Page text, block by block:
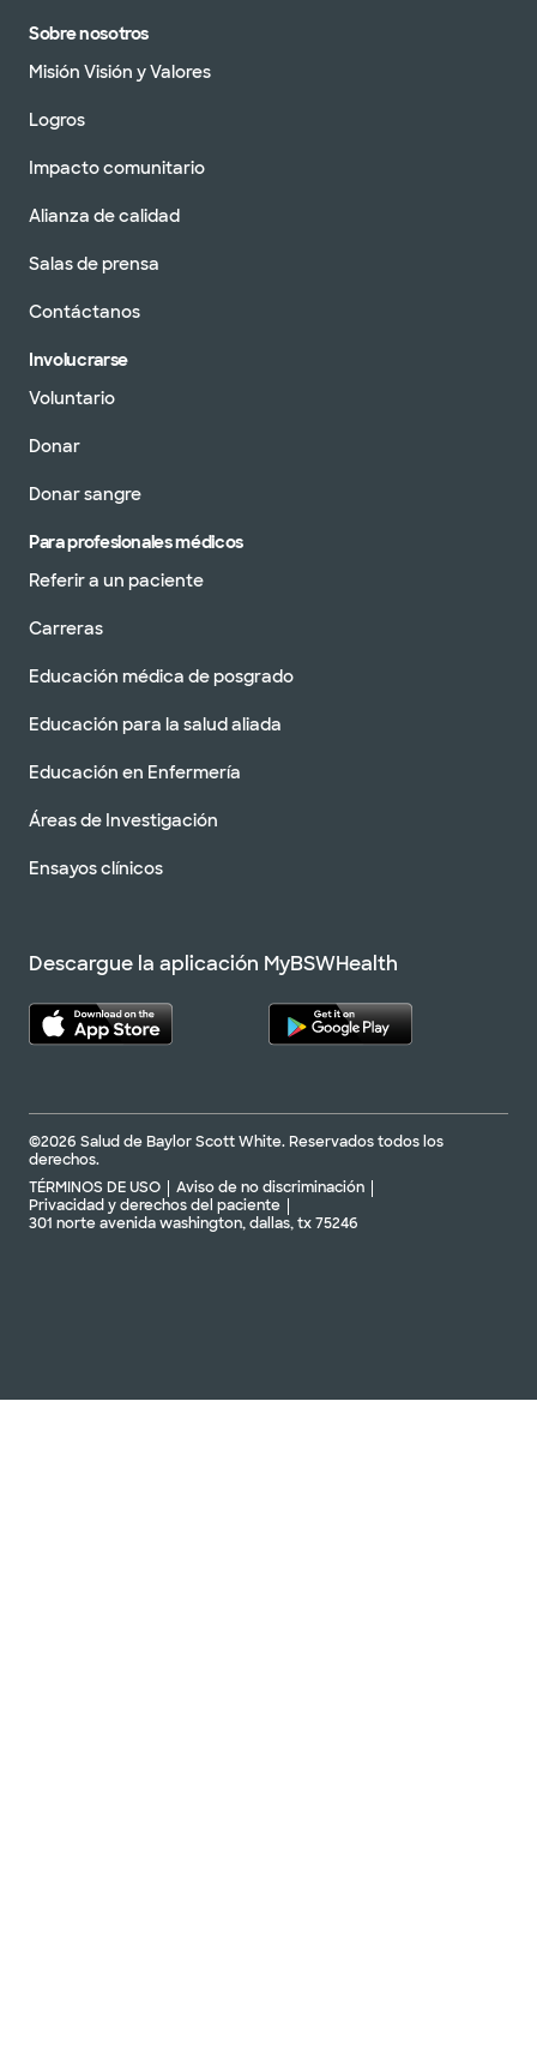
Sobre nosotros
Misión Visión y Valores
Logros
Impacto comunitario
Alianza de calidad
Salas de prensa
Contáctanos
Involucrarse
Voluntario
Donar
Donar sangre
Para profesionales médicos
Referir a un paciente
Carreras
Educación médica de posgrado
Educación para la salud aliada
Educación en Enfermería
Áreas de Investigación
Ensayos clínicos
Descargue la aplicación MyBSWHealth
©2026 Salud de Baylor Scott White. Reservados todos los
derechos.
TÉRMINOS DE USO
Aviso de no discriminación
Privacidad y derechos del paciente
301 norte avenida washington, dallas, tx 75246